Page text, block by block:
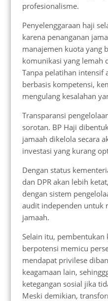
profesionalisme.
Penyelenggaraan haji
karena penanganan
manajemen kuota yang
komunikasi yang lemah
Tanpa pelatihan intensif
berbasis kompetensi,
mengulang kesalahan
Transparansi
sorotan. BP Haji
jamaah dikelola secara
investasi yang kurang
Dengan status
dan DPR akan lebih
dengan sistem
audit independen untuk
jamaah.
Selain itu, pembentukan
berpotensi memicu
mendapat privilese
keagamaan lain,
ketegangan sosial jika
Meski demikian,